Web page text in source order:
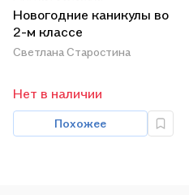
Новогодние каникулы во
2-м классе
Светлана Старостина
Нет в наличии
Похожее